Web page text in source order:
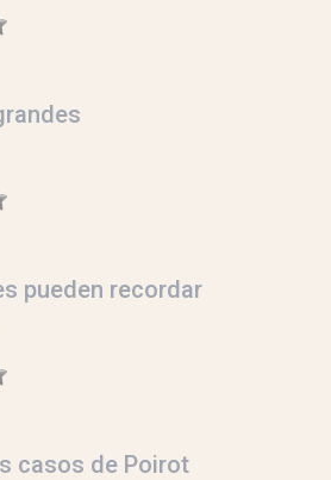
pueden recordar
casos de Poirot